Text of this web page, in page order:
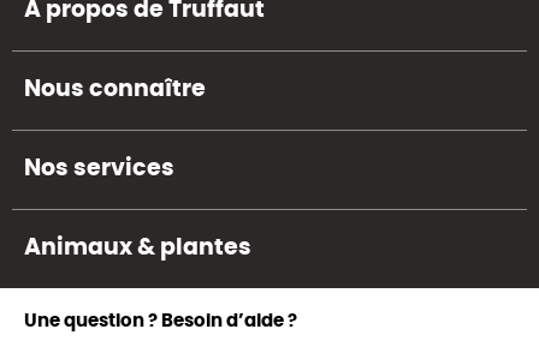
A propos de Truffaut
Nous connaître
Nos services
Animaux & plantes
Une question ? Besoin d’aide ?